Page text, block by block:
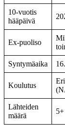
10-vuotis
hääpäivä
Ex-puoliso
Syntymäaika
Koulutus
Lähteiden
määrä